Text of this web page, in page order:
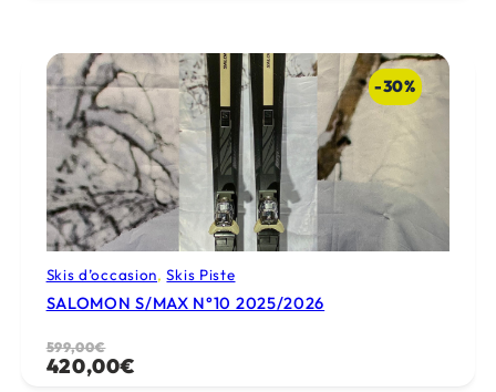
499,00€.
250,00€.
-30%
Skis d’occasion, Skis Piste
SALOMON S/MAX N°10 2025/2026
599,00€
Le
prix
420,00€
Le
prix